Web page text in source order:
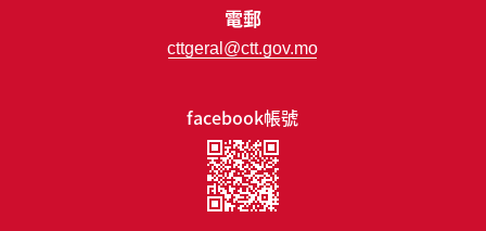
facebook帳號
電郵
cttgeral@ctt.gov.mo